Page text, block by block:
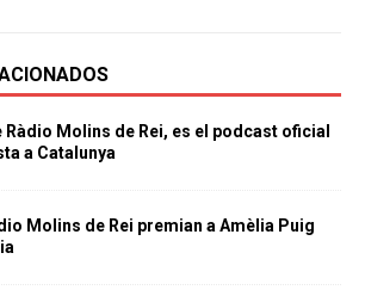
Ràdio Molins de Rei, es el podcast oficial
a Catalunya
Molins de Rei premian a Amèlia Puig